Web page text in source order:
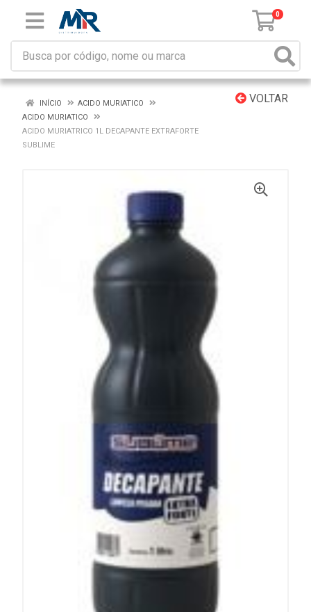
0
VOLTAR
INÍCIO
ACIDO MURIATICO
ACIDO MURIATICO
ACIDO MURIATRICO 1L DECAPANTE EXTRAFORTE
SUBLIME